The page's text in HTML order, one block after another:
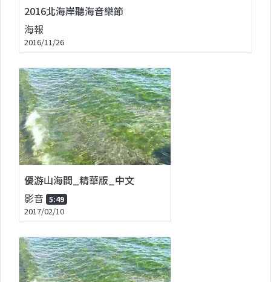
2016北海岸聽海音樂節
海報
2016/11/26
優游山海間_精華版_中文
影音 5:49
2017/02/10